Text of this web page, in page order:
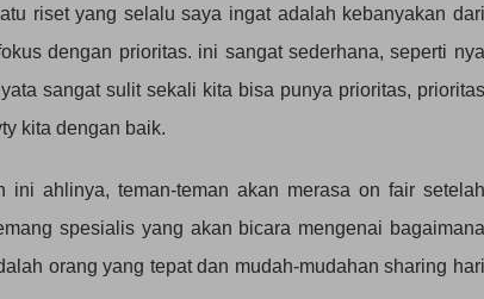
riset yang selalu saya ingat adalah kebanyakan dari
dengan prioritas. ini sangat sederhana, seperti nya
sangat sulit sekali kita bisa punya prioritas, prioritas
kita dengan baik.
ahlinya, teman-teman akan merasa on fair setelah
spesialis yang akan bicara mengenai bagaimana
orang yang tepat dan mudah-mudahan sharing hari